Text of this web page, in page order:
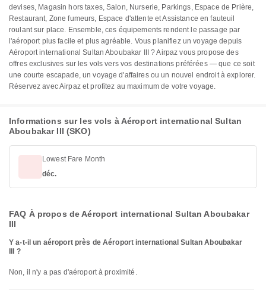
devises, Magasin hors taxes, Salon, Nurserie, Parkings, Espace de Prière,
Restaurant, Zone fumeurs, Espace d'attente et Assistance en fauteuil
roulant sur place. Ensemble, ces équipements rendent le passage par
l'aéroport plus facile et plus agréable. Vous planifiez un voyage depuis
Aéroport international Sultan Aboubakar III ? Airpaz vous propose des
offres exclusives sur les vols vers vos destinations préférées — que ce soit
une courte escapade, un voyage d'affaires ou un nouvel endroit à explorer.
Réservez avec Airpaz et profitez au maximum de votre voyage.
Informations sur les vols à Aéroport international Sultan
Aboubakar III (SKO)
Lowest Fare Month
déc.
FAQ À propos de Aéroport international Sultan Aboubakar
III
Y a-t-il un aéroport près de Aéroport international Sultan Aboubakar
III ?
Non, il n'y a pas d'aéroport à proximité.